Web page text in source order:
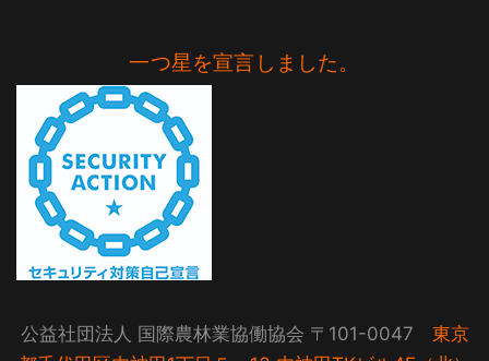
一つ星を宣言しました。
公益社団法人 国際農林業協働協会 〒101-0047 東京